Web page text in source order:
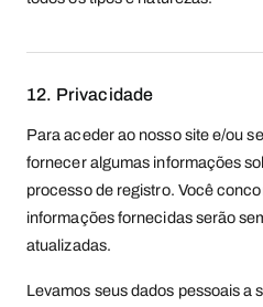
12. Privacidade
Para aceder ao nosso site e/ou
fornecer algumas informações
processo de registro. Você
informações fornecidas serão
atualizadas.
Levamos seus dados pessoais a